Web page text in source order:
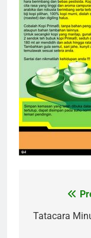
Navigasi
pos
Tatacara